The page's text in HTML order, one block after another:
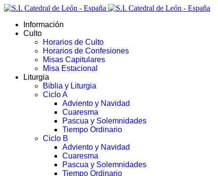
Información
Culto
Horarios de Culto
Horarios de Confesiones
Misas Capitulares
Misa Estacional
Liturgia
Biblia y Liturgia
Ciclo A
Adviento y Navidad
Cuaresma
Pascua y Solemnidades
Tiempo Ordinario
Ciclo B
Adviento y Navidad
Cuaresma
Pascua y Solemnidades
Tiempo Ordinario